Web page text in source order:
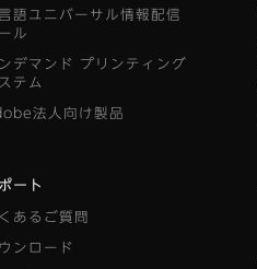
語ユニバーサル情報配信
ル
デマンド プリンティング
テム
法人向け製品
ート
あるご質問
ンロード